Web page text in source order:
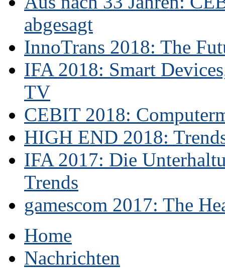
abgesagt
InnoTrans 2018: The
IFA 2018: Smart
TV
CEBIT 2018:
HIGH END 2018:
IFA 2017: Die
Trends
gamescom 2017: The
Home
Nachrichten